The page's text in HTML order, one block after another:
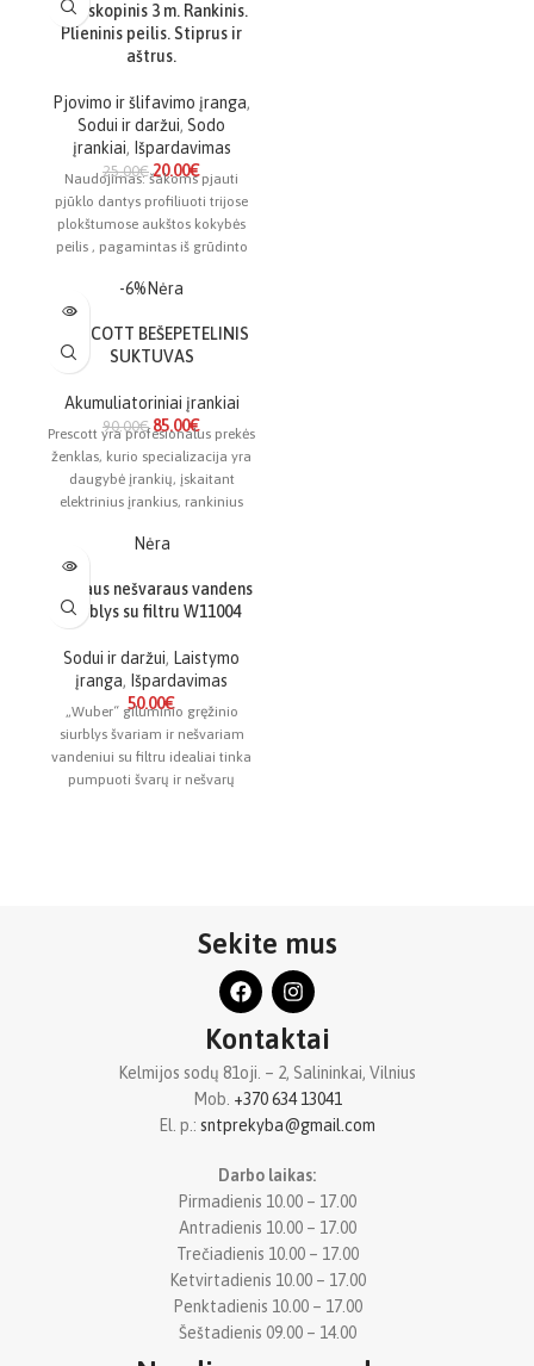
Teleskopinis 3 m. Rankinis.
Plieninis peilis. Stiprus ir
aštrus.
Pjovimo ir šlifavimo įranga,
Sodui ir daržui, Sodo
įrankiai, Išpardavimas
25.00€ 20.00€
Naudojimas: šakoms pjauti
pjūklo dantys profiliuoti trijose
plokštumose aukštos kokybės
peilis , pagamintas iš grūdinto
280 cm lenktas peilis
-6% Nėra
PRESCOTT BEŠEPETELINIS
SUKTUVAS
Akumuliatoriniai įrankiai
90.00€ 85.00€
Prescott yra profesionalus prekės
ženklas, kurio specializacija yra
daugybė įrankių, įskaitant
elektrinius įrankius, rankinius
suvirinimo aparatus, oro
kompresorius ir priedus.
Turėdama daugiau nei 30 metų
patirtį pramonėje, Prescott
įrankių stotis, siūlanti daugiau
nei 1000 gaminių, skirtų
padidinti tikslumą, efektyvumą
ir našumą.
Plati jų produktų linija patenkina
įvairius poreikius – nuo ​​
daugiau nei 100 šalių ir regionų.
Nėra
Švaraus nešvaraus vandens
siurblys su filtru W11004
Sodui ir daržui, Laistymo
įranga, Išpardavimas
50.00€
„Wuber“ giluminio gręžinio
siurblys švariam ir nešvariam
vandeniui su filtru idealiai tinka
pumpuoti švarų ir nešvarų
Sekite mus
Kontaktai
Kelmijos sodų 81oji. – 2, Salininkai, Vilnius
Mob. +370 634 13041
El. p.: sntprekyba@gmail.com
Darbo laikas:
Pirmadienis 10.00 – 17.00
Antradienis 10.00 – 17.00
Trečiadienis 10.00 – 17.00
Ketvirtadienis 10.00 – 17.00
Penktadienis 10.00 – 17.00
Šeštadienis 09.00 – 14.00